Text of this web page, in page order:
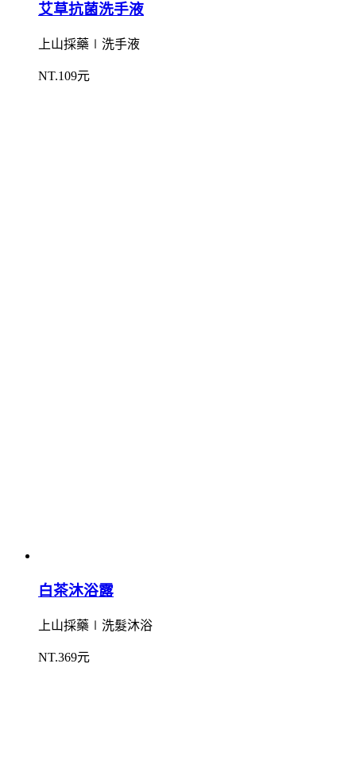
艾草抗菌洗手液
上山採藥∣洗手液
NT.109元
白茶沐浴露
上山採藥∣洗髮沐浴
NT.369元